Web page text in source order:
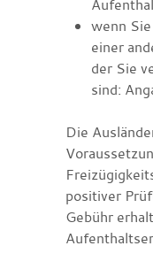
wenn
einer
der Sie
sind:
Die
positiver
Gebühr